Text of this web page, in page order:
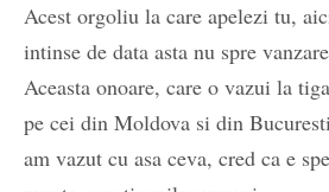
Acest orgoliu la care apelezi tu,
intinse de data asta nu spre
Aceasta onoare, care o vazui la
pe cei din Moldova si din
am vazut cu asa ceva, cred ca e